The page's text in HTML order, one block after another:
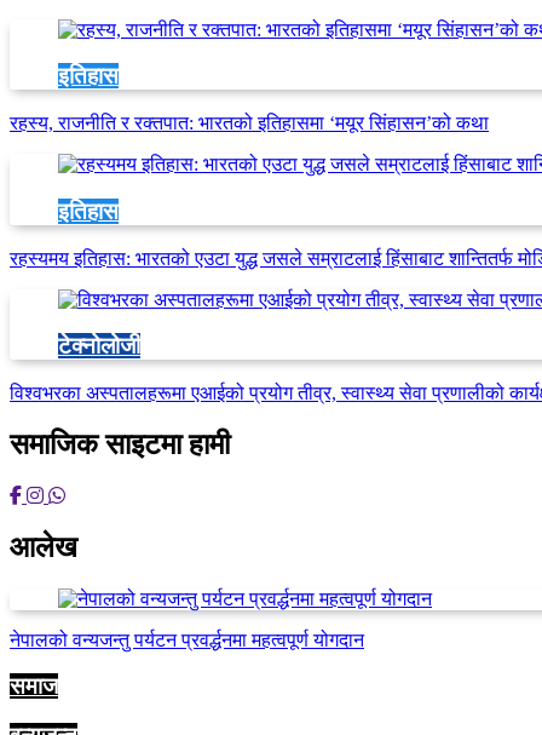
इतिहास
रहस्य, राजनीति र रक्तपात: भारतको इतिहासमा ‘मयूर सिंहासन’को कथा
इतिहास
रहस्यमय इतिहास: भारतको एउटा युद्ध जसले सम्राटलाई हिंसाबाट शान्तितर्फ
टेक्नोलोजी
विश्वभरका अस्पतालहरूमा एआईको प्रयोग तीव्र, स्वास्थ्य सेवा प्रणालीको
समाजिक साइटमा हामी
आलेख
नेपालको वन्यजन्तु पर्यटन प्रवर्द्धनमा महत्वपूर्ण योगदान
समाज